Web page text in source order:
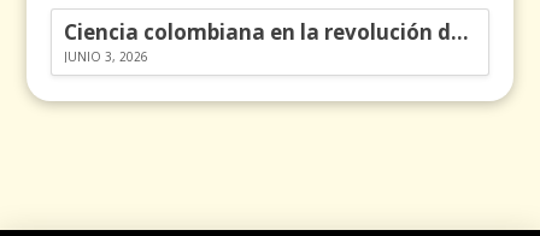
Ciencia colombiana en la revolución de los órganos en chips
JUNIO 3, 2026